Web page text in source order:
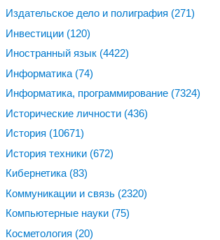
Издательское дело и полиграфия (271)
Инвестиции (120)
Иностранный язык (4422)
Информатика (74)
Информатика, программирование (7324)
Исторические личности (436)
История (10671)
История техники (672)
Кибернетика (83)
Коммуникации и связь (2320)
Компьютерные науки (75)
Косметология (20)